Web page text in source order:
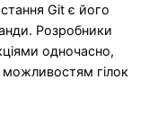
Git є його
Розробники
одночасно,
гілок